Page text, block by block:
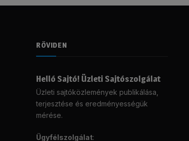
RÖVIDEN
Helló Sajtó! Üzleti Sajtószolgálat
Üzleti sajtóközlemények publikálása,
terjesztése és eredményességük
mérése.
Ügyfélszolgálat: